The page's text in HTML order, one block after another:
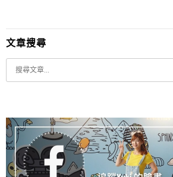
文章搜尋